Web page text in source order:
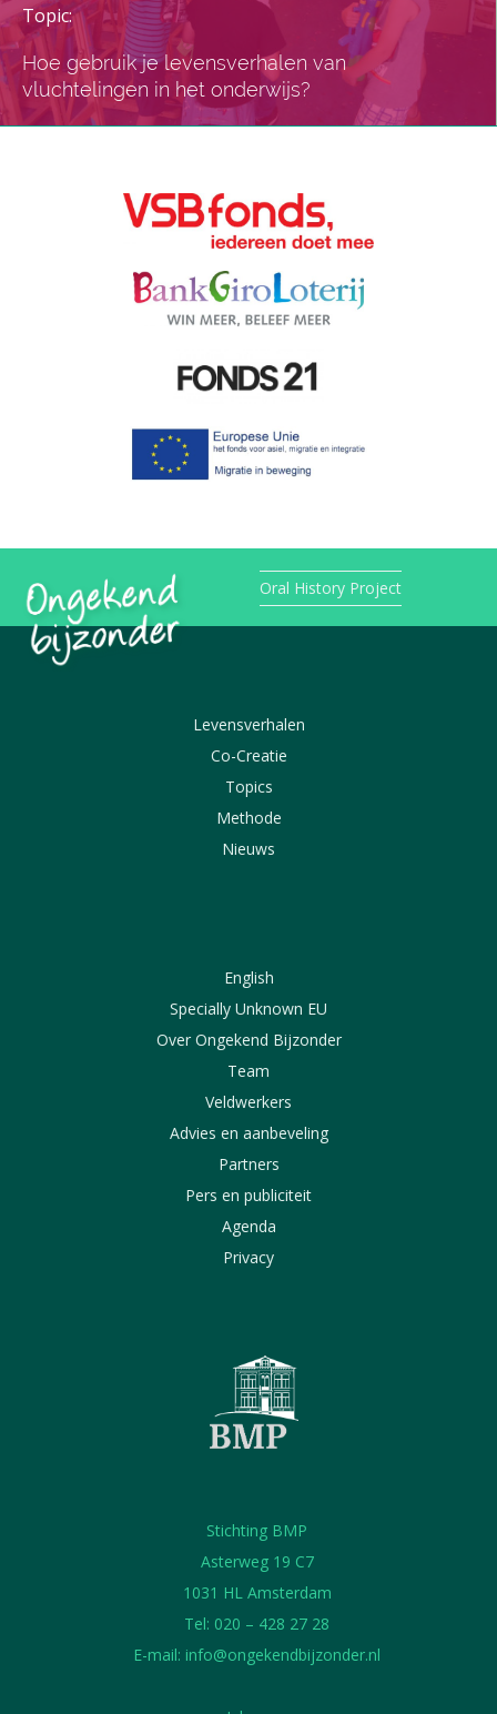
Topic:
Hoe gebruik je levensverhalen van
vluchtelingen in het onderwijs?
Oral History Project
Levensverhalen
Co-Creatie
Topics
Methode
Nieuws
English
Specially Unknown EU
Over Ongekend Bijzonder
Team
Veldwerkers
Advies en aanbeveling
Partners
Pers en publiciteit
Agenda
Privacy
Stichting BMP
Asterweg 19 C7
1031 HL Amsterdam
Tel: 020 – 428 27 28
E-mail: info@ongekendbijzonder.nl